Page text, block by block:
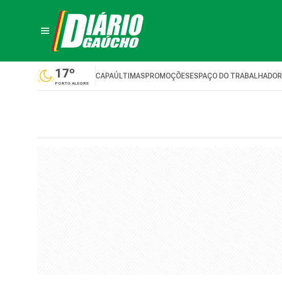
17º
PORTO ALEGRE
CAPAÚLTIMASPROMOÇÕESESPAÇO DO TRABALHADOR